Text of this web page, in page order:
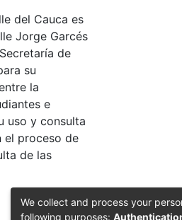
del Cauca es
Jorge Garcés
de
su
la
e
uso y consulta
el proceso de
de las
We collect and process your
following purposes: